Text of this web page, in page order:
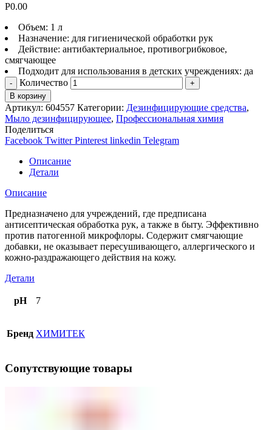
Р0.00
Объем: 1 л
Назначение: для гигиенической обработки рук
Действие: антибактериальное, противогрибковое,
смягчающее
Подходит для использования в детских учреждениях: да
Количество
В корзину
Артикул: 604557 Категории: Дезинфицирующие средства,
Мыло дезинфицирующее, Профессиональная химия
Поделиться
Facebook Twitter Pinterest linkedin Telegram
Описание
Детали
Описание
Предназначено для учреждений, где предписана
антисептическая обработка рук, а также в быту. Эффективно
против патогенной микрофлоры. Содержит смягчающие
добавки, не оказывает пересушивающего, аллергического и
кожно-раздражающего действия на кожу.
Детали
pH 7
Бренд ХИМИТЕК
Сопутствующие товары